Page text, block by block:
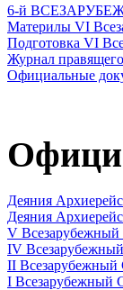
6-й
Материлы VI
Подготовка VI
Журнал
Официальные
Деяния
Деяния
V
IV
II
I Всезарубежный